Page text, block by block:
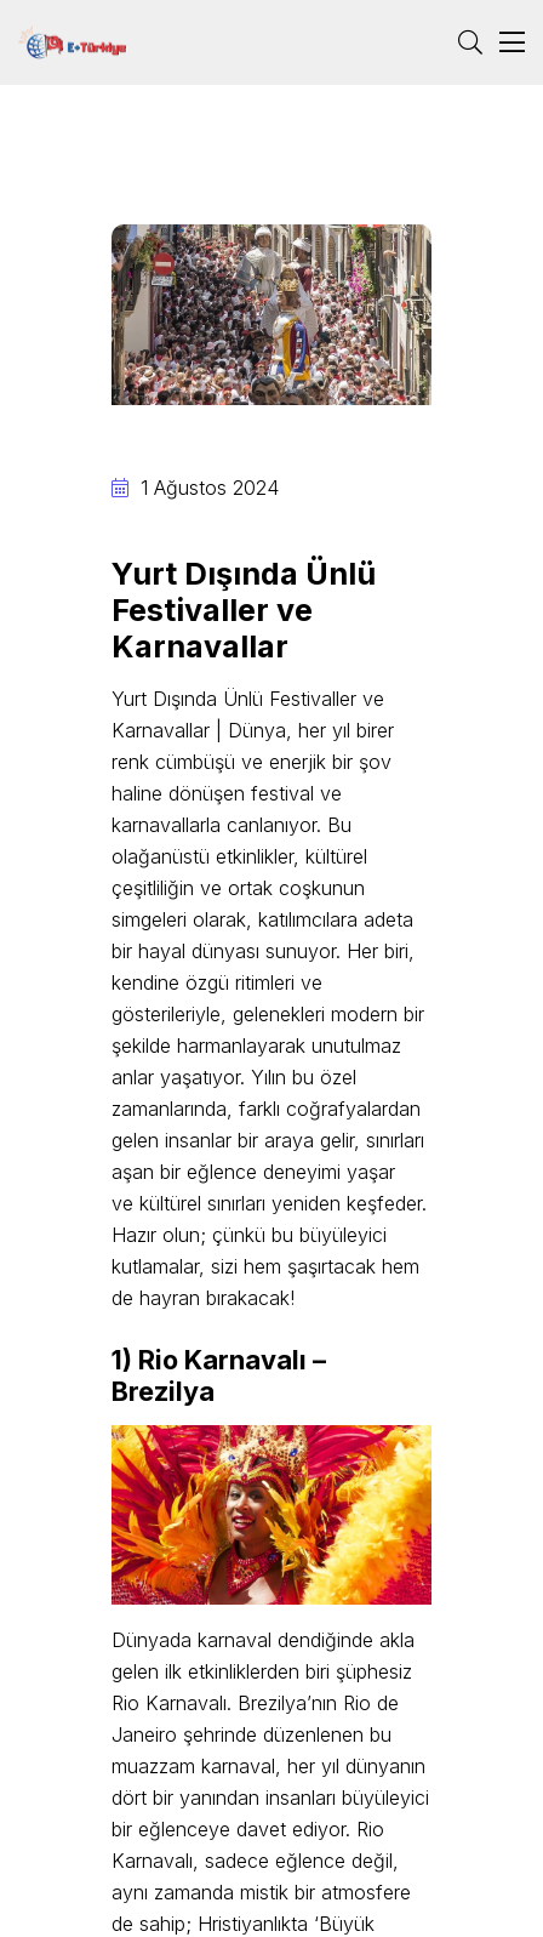
1 Ağustos 2024
Yurt Dışında Ünlü
Festivaller ve
Karnavallar
Yurt Dışında Ünlü Festivaller ve
Karnavallar | Dünya, her yıl birer
renk cümbüşü ve enerjik bir şov
haline dönüşen festival ve
karnavallarla canlanıyor. Bu
olağanüstü etkinlikler, kültürel
çeşitliliğin ve ortak coşkunun
simgeleri olarak, katılımcılara adeta
bir hayal dünyası sunuyor. Her biri,
kendine özgü ritimleri ve
gösterileriyle, gelenekleri modern bir
şekilde harmanlayarak unutulmaz
anlar yaşatıyor. Yılın bu özel
zamanlarında, farklı coğrafyalardan
gelen insanlar bir araya gelir, sınırları
aşan bir eğlence deneyimi yaşar
ve kültürel sınırları yeniden keşfeder.
Hazır olun; çünkü bu büyüleyici
kutlamalar, sizi hem şaşırtacak hem
de hayran bırakacak!
1) Rio Karnavalı –
Brezilya
Dünyada karnaval dendiğinde akla
gelen ilk etkinliklerden biri şüphesiz
Rio Karnavalı. Brezilya’nın Rio de
Janeiro şehrinde düzenlenen bu
muazzam karnaval, her yıl dünyanın
dört bir yanından insanları büyüleyici
bir eğlenceye davet ediyor. Rio
Karnavalı, sadece eğlence değil,
aynı zamanda mistik bir atmosfere
de sahip; Hristiyanlıkta ‘Büyük